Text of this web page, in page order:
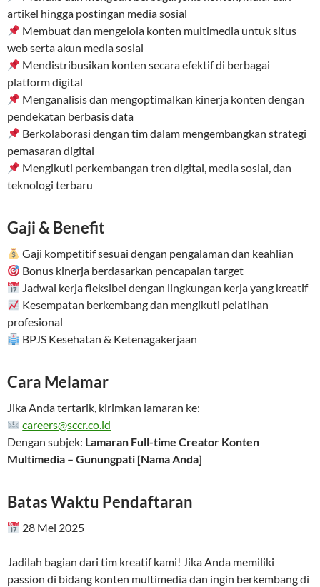
artikel hingga postingan media sosial
Membuat dan mengelola konten multimedia untuk situs
web serta akun media sosial
Mendistribusikan konten secara efektif di berbagai
platform digital
Menganalisis dan mengoptimalkan kinerja konten dengan
pendekatan berbasis data
Berkolaborasi dengan tim dalam mengembangkan strategi
pemasaran digital
Mengikuti perkembangan tren digital, media sosial, dan
teknologi terbaru
Gaji & Benefit
Gaji kompetitif sesuai dengan pengalaman dan keahlian
Bonus kinerja berdasarkan pencapaian target
Jadwal kerja fleksibel dengan lingkungan kerja yang kreatif
Kesempatan berkembang dan mengikuti pelatihan
profesional
BPJS Kesehatan & Ketenagakerjaan
Cara Melamar
Jika Anda tertarik, kirimkan lamaran ke:
careers@sccr.co.id
Dengan subjek: Lamaran Full-time Creator Konten
Multimedia – Gunungpati [Nama Anda]
Batas Waktu Pendaftaran
28 Mei 2025
Jadilah bagian dari tim kreatif kami! Jika Anda memiliki
passion di bidang konten multimedia dan ingin berkembang di